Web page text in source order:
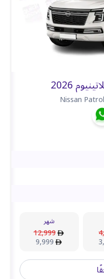
Nissan
شهر
12,999
9,999